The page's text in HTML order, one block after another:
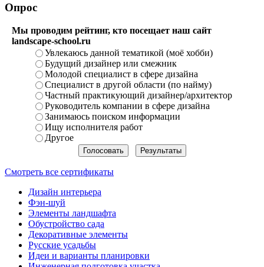
Опрос
Мы проводим рейтинг, кто посещает наш сайт
landscape-school.ru
Увлекаюсь данной тематикой (моё хобби)
Будущий дизайнер или смежник
Молодой специалист в сфере дизайна
Специалист в другой области (по найму)
Частный практикующий дизайнер/архитектор
Руководитель компании в сфере дизайна
Занимаюсь поиском информации
Ищу исполнителя работ
Другое
Смотреть все сертификаты
Дизайн интерьера
Фэн-шуй
Элементы ландшафта
Обустройство сада
Декоративные элементы
Русские усадьбы
Идеи и варианты планировки